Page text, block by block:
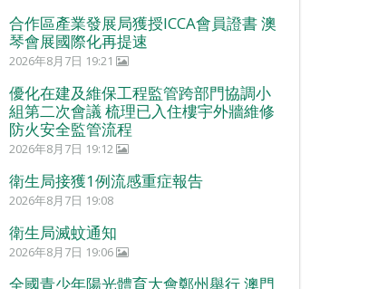
合作區產業發展局獲授ICCA會員證書 澳
琴會展國際化再提速
2026年8月7日 19:21
優化在建及維保工程監管跨部門協調小
組第二次會議 梳理已入住樓宇外牆維修
防火安全監管流程
2026年8月7日 19:12
衛生局接獲1例流感重症報告
2026年8月7日 19:08
衛生局滅蚊通知
2026年8月7日 19:06
全國青少年陽光體育大會鄭州舉行 澳門